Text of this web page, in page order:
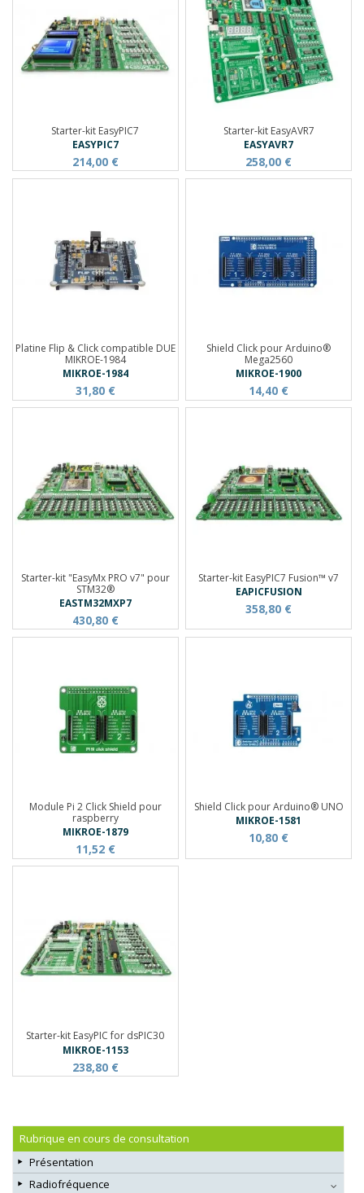
Starter-kit EasyPIC7
EASYPIC7
214,00 €
Starter-kit EasyAVR7
EASYAVR7
258,00 €
Platine Flip & Click compatible DUE
MIKROE-1984
MIKROE-1984
31,80 €
Shield Click pour Arduino®
Mega2560
MIKROE-1900
14,40 €
Starter-kit "EasyMx PRO v7" pour
STM32®
EASTM32MXP7
430,80 €
Starter-kit EasyPIC7 Fusion™ v7
EAPICFUSION
358,80 €
Module Pi 2 Click Shield pour
raspberry
MIKROE-1879
11,52 €
Shield Click pour Arduino® UNO
MIKROE-1581
10,80 €
Starter-kit EasyPIC for dsPIC30
MIKROE-1153
238,80 €
Rubrique en cours de consultation
Présentation
Radiofréquence